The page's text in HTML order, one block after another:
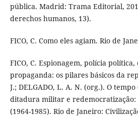
pública. Madrid: Trama Editorial,
derechos humanos, 13).
FICO, C. Como eles agiam. Rio de
FICO, C. Espionagem, polícia política,
propaganda: os pilares básicos da
J.; DELGADO, L. A. N. (org.). O
ditadura militar e redemocratização:
(1964-1985). Rio de Janeiro: